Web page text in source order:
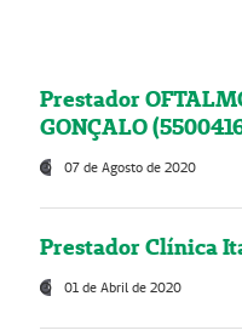
Prestador
GONÇALO
07 de Agosto de 2020
Prestador Clínica
01 de Abril de 2020